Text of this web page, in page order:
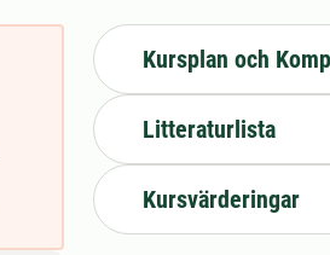
Kursplan och
Litteraturlista
Kursvärderingar